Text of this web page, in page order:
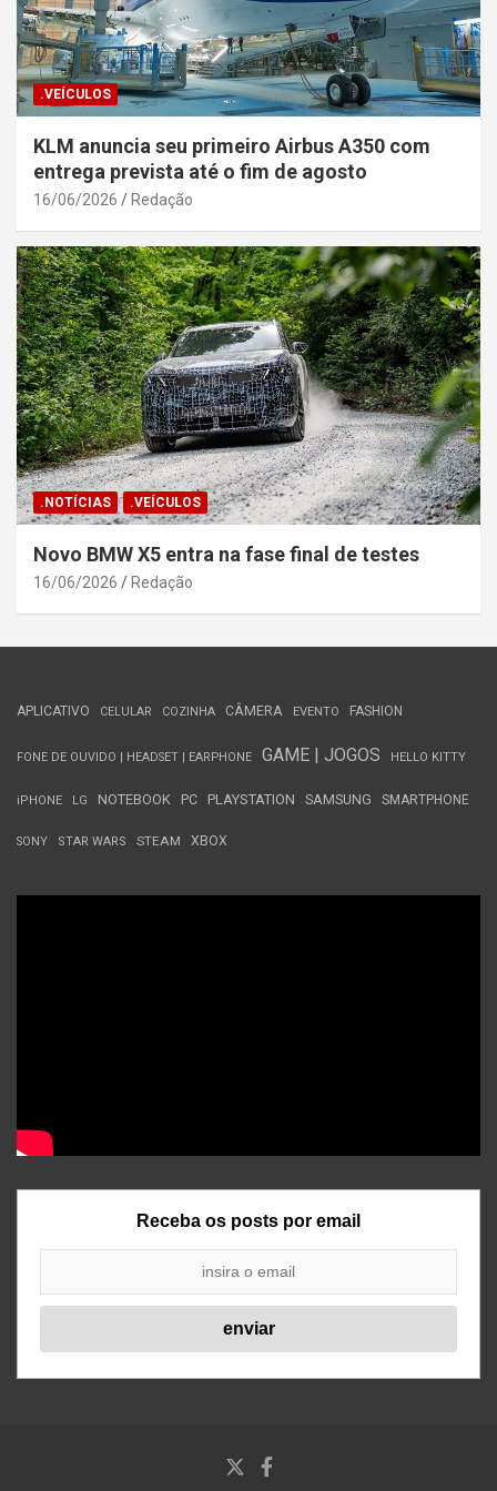
.VEÍCULOS
KLM anuncia seu primeiro Airbus A350 com
entrega prevista até o fim de agosto
16/06/2026 Redação
.NOTÍCIAS .VEÍCULOS
Novo BMW X5 entra na fase final de testes
16/06/2026 Redação
APLICATIVO CELULAR COZINHA CÂMERA EVENTO FASHION
FONE DE OUVIDO | HEADSET | EARPHONE GAME | JOGOS HELLO KITTY
iPHONE LG NOTEBOOK PC PLAYSTATION SAMSUNG SMARTPHONE
SONY STAR WARS STEAM XBOX
Receba os posts por email